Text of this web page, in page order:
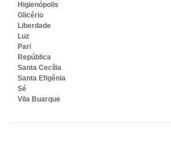
Higienópolis
Glicério
Liberdade
Luz
Pari
República
Santa Cecília
Santa Efigênia
Sé
Vila Buarque